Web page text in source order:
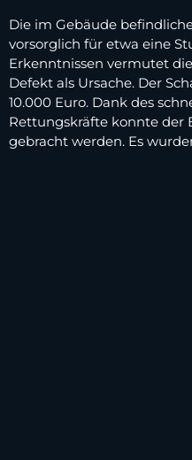
Die im Gebäude
vorsorglich für etwa eine
Erkenntnissen vermutet
Defekt als Ursache. Der
10.000 Euro. Dank des
Rettungskräfte konnte der
gebracht werden. Es